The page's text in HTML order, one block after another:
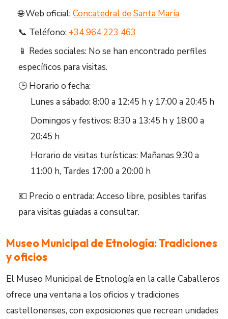
🌐 Web oficial:Concatedral de Santa María
📞 Teléfono: +34 964 223 463
📱 Redes sociales: No se han encontrado perfiles
específicos para visitas.
🕒 Horario o fecha:
Lunes a sábado: 8:00 a 12:45 h y 17:00 a 20:45 h
Domingos y festivos: 8:30 a 13:45 h y 18:00 a
20:45 h
Horario de visitas turísticas: Mañanas 9:30 a
11:00 h, Tardes 17:00 a 20:00 h
💶 Precio o entrada: Acceso libre, posibles tarifas
para visitas guiadas a consultar.
Museo Municipal de Etnología: Tradiciones
y oficios
El Museo Municipal de Etnología en la calle Caballeros
ofrece una ventana a los oficios y tradiciones
castellonenses, con exposiciones que recrean unidades